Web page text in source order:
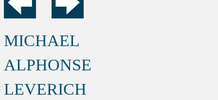
MICHAEL
ALPHONSE
LEVERICH